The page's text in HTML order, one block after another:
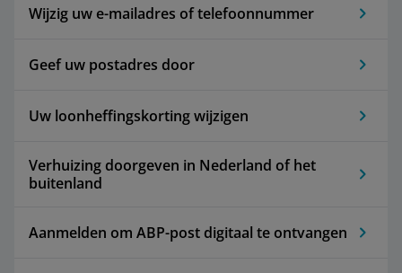
Wijzig uw e-mailadres of telefoonnummer
Geef uw postadres door
Uw loonheffingskorting wijzigen
Verhuizing doorgeven in Nederland of het
buitenland
Aanmelden om ABP-post digitaal te ontvangen